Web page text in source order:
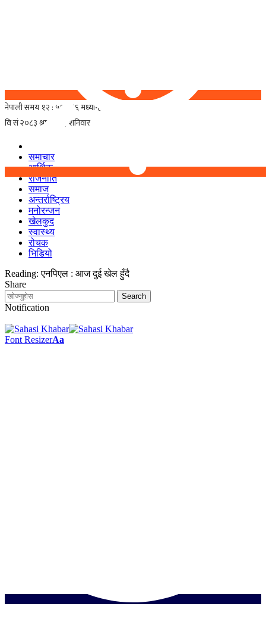
समाचार
आर्थिक
राजनीति
समाज
अन्तर्राष्ट्रिय
मनोरन्जन
खेलकुद
स्वास्थ्य
रोचक
भिडियो
Reading: एनपिएल : आज दुई खेल हुँदै
Share
Notification
Font ResizerAa